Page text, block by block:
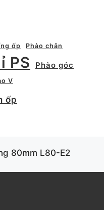
ốp Phào chân
PS
Phào góc
V
ốp
80mm L80-E2